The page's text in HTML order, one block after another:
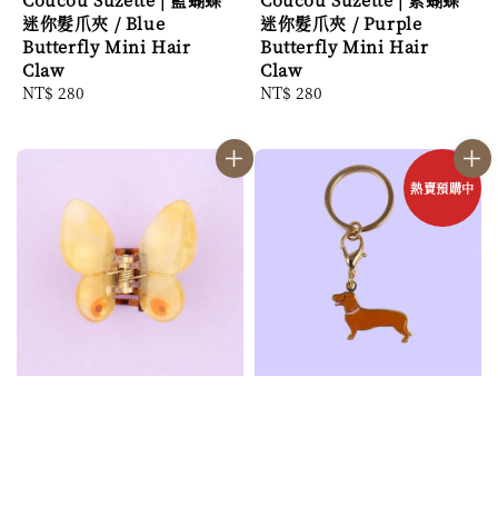
迷你髮爪夾 / Blue
Butterfly Mini Hair
Claw
Regular
NT$ 280
迷你髮爪夾 / Purple
Butterfly Mini Hair
Claw
Regular
NT$ 280
熱賣預購中